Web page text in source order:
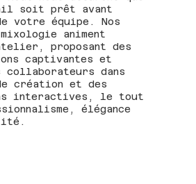
soit prêt avant
votre équipe. Nos
animent
proposant des
captivantes et
collaborateurs dans
création et des
interactives, le tout
élégance